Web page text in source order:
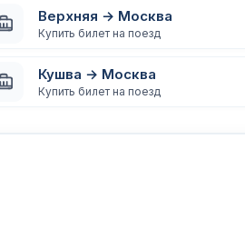
Верхняя → Москва
Купить билет на поезд
Кушва → Москва
Купить билет на поезд